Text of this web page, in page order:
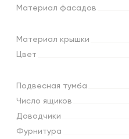
Материал фасадов
Материал крышки
Цвет
Подвесная тумба
Число ящиков
Доводчики
Фурнитура